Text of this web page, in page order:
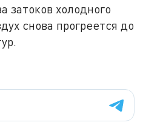
затоков холодного
снова прогреется до